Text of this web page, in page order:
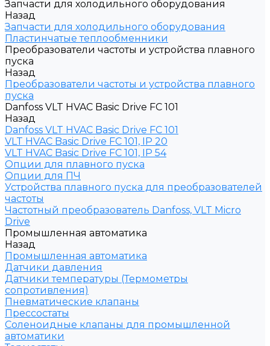
Запчасти для холодильного оборудования
Назад
Запчасти для холодильного оборудования
Пластинчатые теплообменники
Преобразователи частоты и устройства плавного
пуска
Назад
Преобразователи частоты и устройства плавного
пуска
Danfoss VLT HVAC Basic Drive FC 101
Назад
Danfoss VLT HVAC Basic Drive FC 101
VLT HVAC Basic Drive FC 101, IP 20
VLT HVAC Basic Drive FC 101, IP 54
Опции для плавного пуска
Опции для ПЧ
Устройства плавного пуска для преобразователей
частоты
Частотный преобразователь Danfoss, VLT Micro
Drive
Промышленная автоматика
Назад
Промышленная автоматика
Датчики давления
Датчики температуры (Термометры
сопротивления)
Пневматические клапаны
Прессостаты
Соленоидные клапаны для промышленной
автоматики